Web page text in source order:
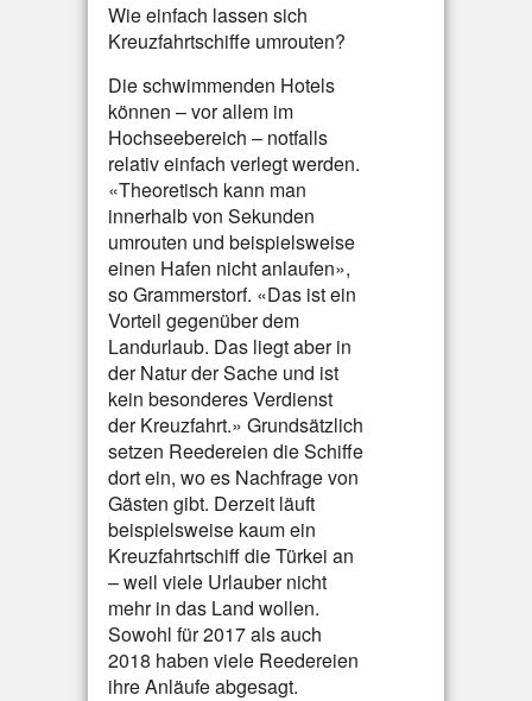
Wie einfach lassen sich
Kreuzfahrtschiffe umrouten?
Die schwimmenden Hotels
können – vor allem im
Hochseebereich – notfalls
relativ einfach verlegt werden.
«Theoretisch kann man
innerhalb von Sekunden
umrouten und beispielsweise
einen Hafen nicht anlaufen»,
so Grammerstorf. «Das ist ein
Vorteil gegenüber dem
Landurlaub. Das liegt aber in
der Natur der Sache und ist
kein besonderes Verdienst
der Kreuzfahrt.» Grundsätzlich
setzen Reedereien die Schiffe
dort ein, wo es Nachfrage von
Gästen gibt. Derzeit läuft
beispielsweise kaum ein
Kreuzfahrtschiff die Türkei an
– weil viele Urlauber nicht
mehr in das Land wollen.
Sowohl für 2017 als auch
2018 haben viele Reedereien
ihre Anläufe abgesagt.